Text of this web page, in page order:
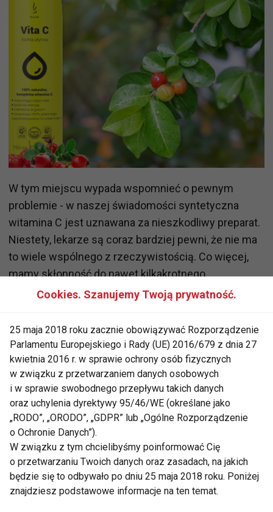
W tym miejscu wypada wspomnieć o pewnym
problemie - w naszej świadomości syntetyczna
witamina C jest uznawana za nieszkodliwy preparat.
Niestety, lekarze są coraz bardziej pewni, że nie ma
to wiele wspólnego z rzeczywistością. Co więcej,
mamy skłonność do nawet kilkakrotnego
przekraczania jej dopuszczalnej dziennej dawki
Badania naukowe zwracają uwagę między innymi na
to, że bardzo często sztuczna witamina C nie tylko
nie zwiększa odporności organizmu, ale nawet
sprawia, że niektóre schorzenia przechodzi się
ciężej niż osoby, które po nią nie sięgają. Stosowanie
syntetycznej witaminy C w nadmiarze prowadzi przy
tym do zwiększenia krzepliwości krwi, a to z kolei
przyczynia się do powstawania niebezpiecznych
skrzepów i kamieni powstających w pęcherzu
moczowym oraz w nerkach.
Cookies. Szanujemy Twoją prywatność.
25 maja 2018 roku zacznie obowiązywać Rozporządzenie
Parlamentu Europejskiego i Rady (UE) 2016/679 z dnia 27
kwietnia 2016 r. w sprawie ochrony osób fizycznych
w związku z przetwarzaniem danych osobowych
i w sprawie swobodnego przepływu takich danych
oraz uchylenia dyrektywy 95/46/WE (określane jako
„RODO”, „ORODO”, „GDPR” lub „Ogólne Rozporządzenie
o Ochronie Danych”).
W związku z tym chcielibyśmy poinformować Cię
o przetwarzaniu Twoich danych oraz zasadach, na jakich
będzie się to odbywało po dniu 25 maja 2018 roku. Poniżej
znajdziesz podstawowe informacje na ten temat.